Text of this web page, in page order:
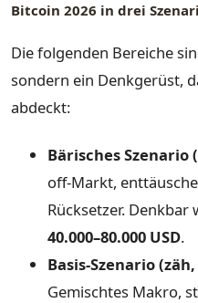
Bitcoin 2026 in drei
Die folgenden Bereiche
sondern ein Denkgerüst,
abdeckt:
Bärisches Szenario
off-Markt,
Rücksetzer. Denkbar
40.000–80.000 USD.
Basis-Szenario
Gemischtes Makro,